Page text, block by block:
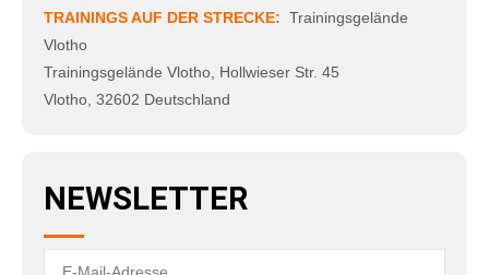
TRAININGS AUF DER STRECKE: Trainingsgelände
Vlotho
Trainingsgelände Vlotho Hollwieser Str. 45
Vlotho 32602 Deutschland
NEWSLETTER